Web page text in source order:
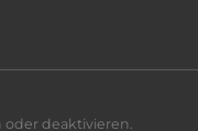
deaktivieren.